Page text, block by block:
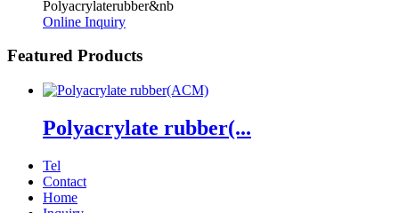
Polyacrylaterubber&nb
Online Inquiry
Featured Products
Polyacrylate rubber(...
Tel
Contact
Home